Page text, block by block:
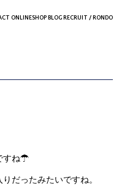
ONLINESHOP BLOG RECRUIT / RONDO
すね☂
だったみたいですね。